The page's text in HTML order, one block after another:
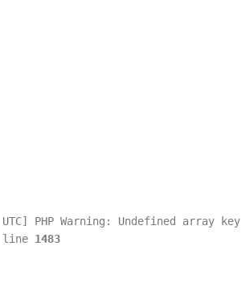
UTC] PHP Warning: Undefined array
line 1483